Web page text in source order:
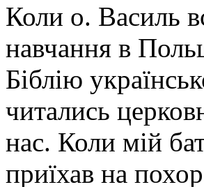
Коли о. Василь
навчання в
Біблію
читались
нас. Коли мій
приїхав на